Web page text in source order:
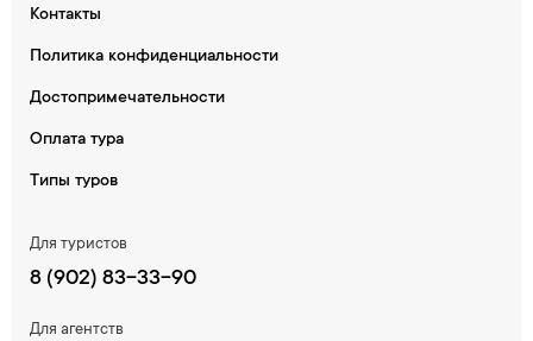
Контакты
Политика конфиденциальности
Достопримечательности
Оплата тура
Типы туров
Для туристов
8 (902) 83-33-90
Для агентств